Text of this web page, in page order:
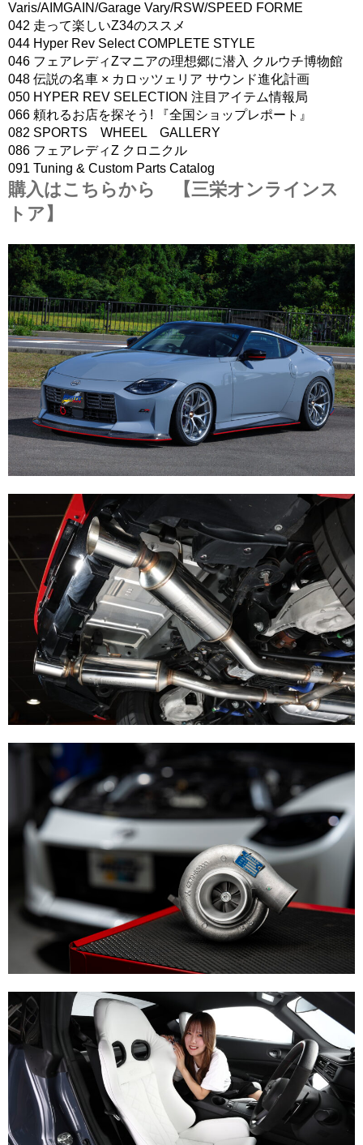
Varis/AIMGAIN/Garage Vary/RSW/SPEED FORME
042 走って楽しいZ34のススメ
044 Hyper Rev Select COMPLETE STYLE
046 フェアレディZマニアの理想郷に潜入 クルウチ博物館
048 伝説の名車 × カロッツェリア サウンド進化計画
050 HYPER REV SELECTION 注目アイテム情報局
066 頼れるお店を探そう! 『全国ショップレポート』
082 SPORTS WHEEL GALLERY
086 フェアレディZ クロニクル
091 Tuning & Custom Parts Catalog
購入はこちらから 【三栄オンラインス
トア】